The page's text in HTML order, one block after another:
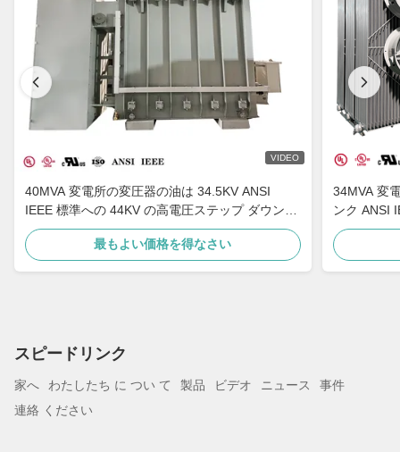
VIDEO
40MVA 変電所の変圧器の油は 34.5KV ANSI
IEEE 標準への 44KV の高電圧ステップ ダウンを
浸しました
最もよい価格を得なさい
34MVA 変
ンク ANSI
スピードリンク
家へ わたしたち に つい て 製品 ビデオ ニュース
事件
連絡 ください